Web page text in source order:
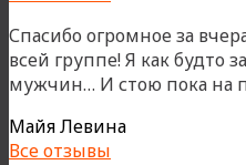
Спасибо огромное за
всей группе! Я как будто
мужчин… И стою пока на
Майя Левина
Все отзывы